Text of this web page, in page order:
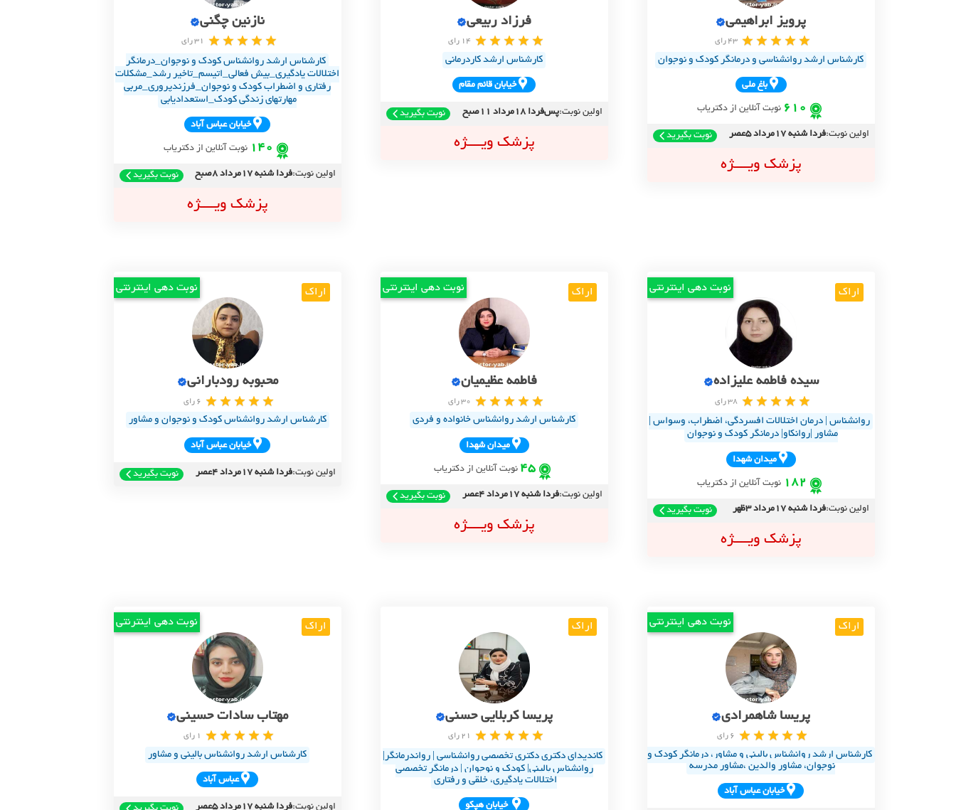
پرویز ابراهیمی
43 رای
کارشناس ارشد روانشناسی و درمانگر کودک و نوجوان
باغ ملي
610 نوبت آنلاین از دکتریاب
اولین نوبت:فردا شنبه 17مرداد 5عصر نوبت بگیرید
پزشک ویــــژه
فرزاد ربیعی
14 رای
کارشناس ارشد کاردرمانی
خيابان قائم مقام
اولین نوبت:پس‌فردا 18مرداد 11صبح نوبت بگیرید
پزشک ویــــژه
نازنین چگنی
31 رای
کارشناس ارشد روانشناس کودک و نوجوان_درمانگر
اختلالات یادگیری_بیش فعالی_اتیسم_تاخیر رشد_مشکلات
رفتاری و اضطراب کودک و نوجوان_فرزندپروری_مربی
مهارتهای زندگی کودک_استعدادیابی
خيابان عباس آباد
140 نوبت آنلاین از دکتریاب
اولین نوبت:فردا شنبه 17مرداد 8صبح نوبت بگیرید
پزشک ویــــژه
اراک نوبت دهی اینترنتی
سیده فاطمه علیزاده
38 رای
روانشناس | درمان اختلالات افسردگی، اضطراب، وسواس |
مشاور |روانکاو| درمانگر کودک و نوجوان
ميدان شهدا
182 نوبت آنلاین از دکتریاب
اولین نوبت:فردا شنبه 17مرداد 3ظهر نوبت بگیرید
پزشک ویــــژه
اراک نوبت دهی اینترنتی
فاطمه عظیمیان
30 رای
کارشناس ارشد روانشناس خانواده و فردی
ميدان شهدا
45 نوبت آنلاین از دکتریاب
اولین نوبت:فردا شنبه 17مرداد 4عصر نوبت بگیرید
پزشک ویــــژه
اراک نوبت دهی اینترنتی
محبوبه رودبارانی
6 رای
کارشناس ارشد روانشناس کودک و نوجوان و مشاور
خيابان عباس آباد
اولین نوبت:فردا شنبه 17مرداد 4عصر نوبت بگیرید
اراک نوبت دهی اینترنتی
پریسا شاهمرادی
6 رای
کارشناس ارشد روانشناس بالینی و مشاور، درمانگر کودک و
نوجوان، مشاور والدین ،مشاور مدرسه
خيابان عباس آباد
اراک
پریسا کربلایی حسنی
21 رای
کاندیدای دکتری دکتری تخصصی روانشناسی | رواندرمانگر|
روانشناس بالینی| کودک و نوجوان | درمانگر تخصصی
اختلالات یادگیری، خلقی و رفتاری
خيابان هپکو
اراک نوبت دهی اینترنتی
مهتاب سادات حسینی
1 رای
کارشناس ارشد روانشناس بالینی و مشاور
عباس آباد
اولین نوبت:فردا شنبه 17مرداد 5عصر